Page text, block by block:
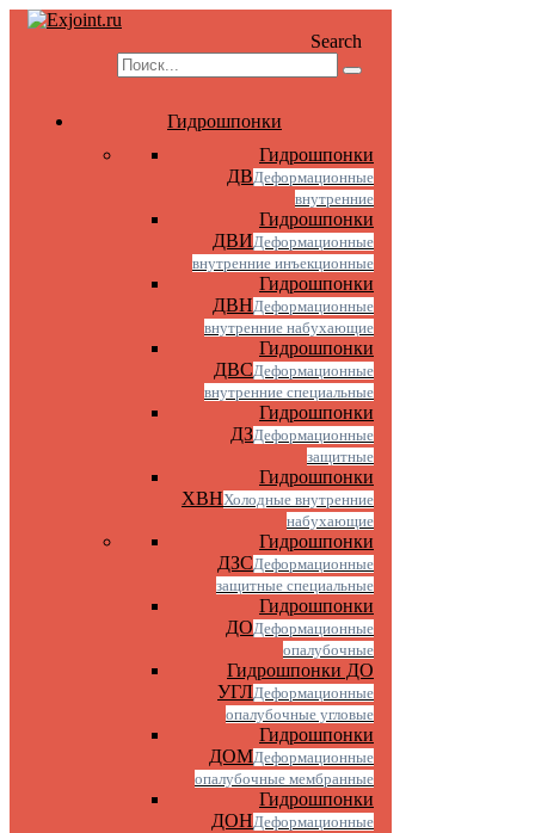
Search
Гидрошпонки
Гидрошпонки
ДВДеформационные
внутренние
Гидрошпонки
ДВИДеформационные
внутренние инъекционные
Гидрошпонки
ДВНДеформационные
внутренние набухающие
Гидрошпонки
ДВСДеформационные
внутренние специальные
Гидрошпонки
ДЗДеформационные
защитные
Гидрошпонки
ХВНХолодные внутренние
набухающие
Гидрошпонки
ДЗСДеформационные
защитные специальные
Гидрошпонки
ДОДеформационные
опалубочные
Гидрошпонки ДО
УГЛДеформационные
опалубочные угловые
Гидрошпонки
ДОМДеформационные
опалубочные мембранные
Гидрошпонки
ДОНДеформационные